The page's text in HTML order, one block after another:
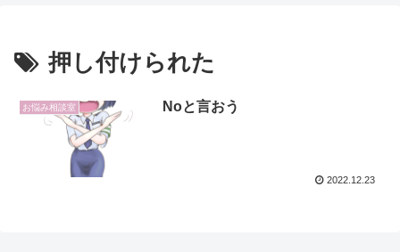
押し付けられた
お悩み相談室 Noと言おう
2022.12.23